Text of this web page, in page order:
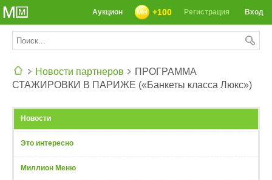
Вход
Регистрация
+100
Аукцион
Новости партнеров
ПРОГРАММА
СТАЖИРОВКИ В ПАРИЖЕ («Банкеты класса Люкс»)
Новости
Это интересно
Миллион Меню